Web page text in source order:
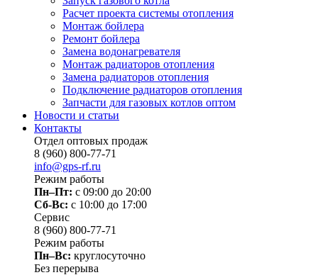
Расчет проекта системы отопления
Монтаж бойлера
Ремонт бойлера
Замена водонагревателя
Монтаж радиаторов отопления
Замена радиаторов отопления
Подключение радиаторов отопления
Запчасти для газовых котлов оптом
Новости и статьи
Контакты
Отдел оптовых продаж
8 (960) 800-77-71
info@gps-rf.ru
Режим работы
Пн–Пт: с 09:00 до 20:00
Сб-Вс: c 10:00 до 17:00
Сервис
8 (960) 800-77-71
Режим работы
Пн–Вс: круглосуточно
Без перерыва